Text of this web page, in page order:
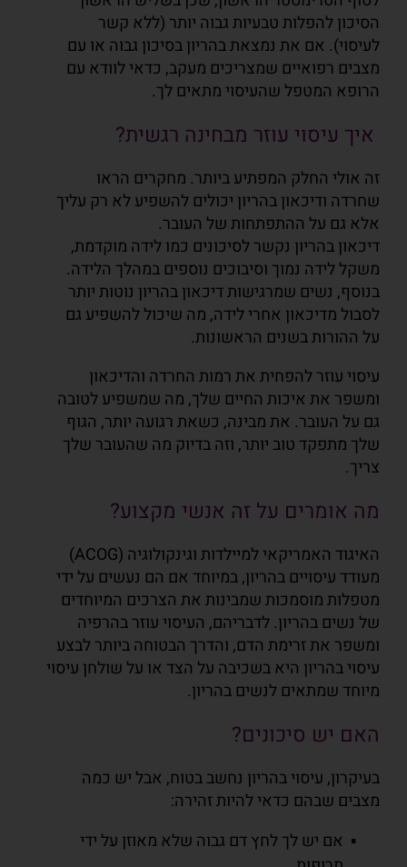
הסיכון להפלות טבעיות גבוה יותר (ללא קשר
לעיסוי). אם את נמצאת בהריון בסיכון גבוה או עם
מצבים רפואיים שמצריכים מעקב, כדאי לוודא עם
הרופא המטפל שהעיסוי מתאים לך.
איך עיסוי עוזר מבחינה רגשית?
זה אולי החלק המפתיע ביותר. מחקרים הראו
שחרדה ודיכאון בהריון יכולים להשפיע לא רק עליך
אלא גם על ההתפתחות של העובר.
דיכאון בהריון נקשר לסיכונים כמו לידה מוקדמת,
משקל לידה נמוך וסיבוכים נוספים במהלך הלידה.
בנוסף, נשים שמרגישות דיכאון בהריון נוטות יותר
לסבול מדיכאון אחרי לידה, מה שיכול להשפיע גם
על ההורות בשנים הראשונות.
עיסוי עוזר להפחית את רמות החרדה והדיכאון
ומשפר את איכות החיים שלך, מה שמשפיע לטובה
גם על העובר. את מבינה, כשאת רגועה יותר, הגוף
שלך מתפקד טוב יותר, וזה בדיוק מה שהעובר שלך
צריך.
מה אומרים על זה אנשי מקצוע?
האיגוד האמריקאי למיילדות וגינקולוגיה (ACOG)
מעודד עיסויים בהריון, במיוחד אם הם נעשים על ידי
מטפלות מוסמכות שמבינות את הצרכים המיוחדים
של נשים בהריון. לדבריהם, העיסוי עוזר בהרפיה
ומשפר את זרימת הדם, והדרך הבטוחה ביותר לבצע
עיסוי בהריון היא בשכיבה על הצד או על שולחן עיסוי
מיוחד שמתאים לנשים בהריון.
האם יש סיכונים?
בעיקרון, עיסוי בהריון נחשב בטוח, אבל יש כמה
מצבים שבהם כדאי להיות זהירה:
אם יש לך לחץ דם גבוה שלא מאוזן על ידי